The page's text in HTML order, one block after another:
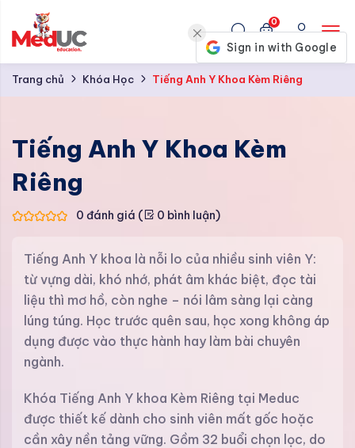
0
Trang chủ Khóa Học Tiếng Anh Y Khoa Kèm Riêng
Tiếng Anh Y Khoa Kèm
Riêng
0 đánh giá ( 0 bình luận)
Tiếng Anh Y khoa là nỗi lo của nhiều sinh viên Y:
từ vựng dài, khó nhớ, phát âm khác biệt, đọc tài
liệu thì mơ hồ, còn nghe – nói lâm sàng lại càng
lúng túng. Học trước quên sau, học xong không áp
dụng được vào thực hành hay làm bài chuyên
ngành.
Khóa Tiếng Anh Y khoa Kèm Riêng tại Meduc
được thiết kế dành cho sinh viên mất gốc hoặc
cần xây nền tảng vững. Gồm 32 buổi chọn lọc, do